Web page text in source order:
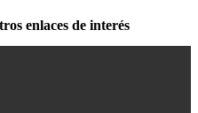
enlaces de interés